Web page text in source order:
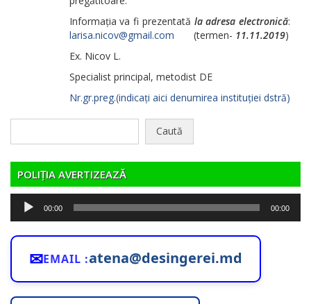
Informația va fi prezentată la adresa electronică:
larisa.nicov@gmail.com (termen- 11.11.2019)
Ex. Nicov L.
Specialist principal, metodist DE
Nr.gr.preg.(indicați aici denumirea instituției dstră)
POLIȚIA AVERTIZEAZĂ
Player
audio
00:00 00:00
✉EMAIL :atena@desingerei.md